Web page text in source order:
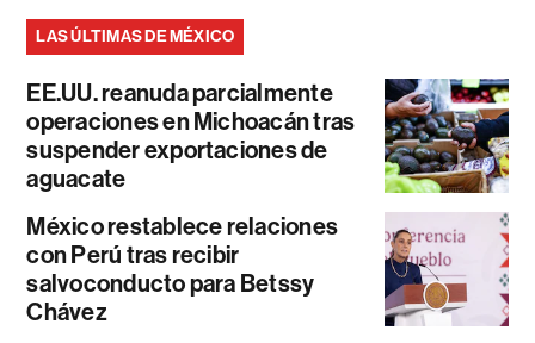
LAS ÚLTIMAS DE MÉXICO
EE.UU. reanuda parcialmente
operaciones en Michoacán tras
suspender exportaciones de
aguacate
México restablece relaciones
con Perú tras recibir
salvoconducto para Betssy
Chávez